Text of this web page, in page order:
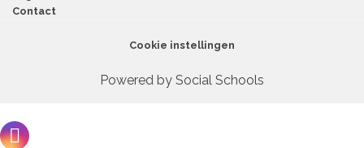
Contact
Cookie instellingen
Powered by Social Schools